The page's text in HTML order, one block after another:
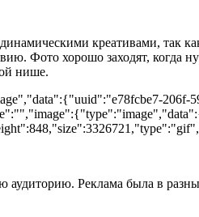
креативами, так
Фото хорошо заходят,
нише.
206f-
аудиторию. Реклама была в